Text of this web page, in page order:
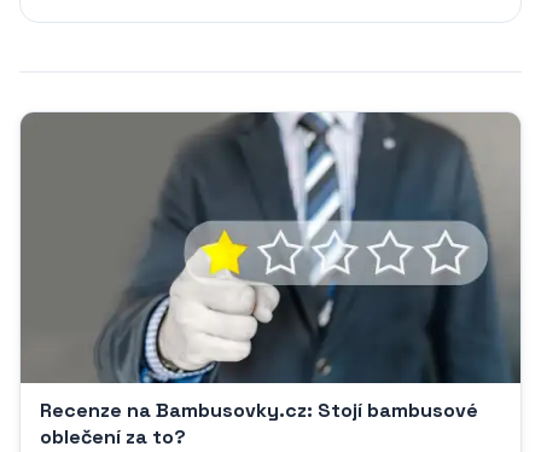
Recenze na Bambusovky.cz: Stojí bambusové
oblečení za to?